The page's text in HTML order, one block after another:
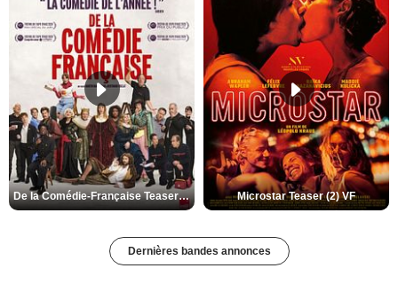
De la Comédie-Française Teaser (3) VF Microstar Teaser (2) VF
Dernières bandes annonces